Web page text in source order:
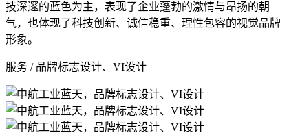
技深邃的蓝色为主，表现了企业蓬勃的激情与昂扬的朝
气，也体现了科技创新、 诚信稳重、 理性包容的视觉品牌
形象。
服务 / 品牌标志设计、VI设计